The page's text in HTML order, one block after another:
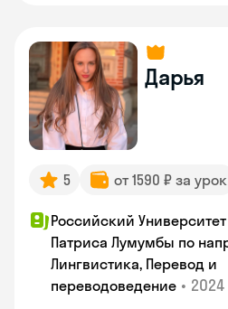
Дарья
5 от 1590 ₽ за урок
Российский
Патриса Лумумбы по
Лингвистика, Перевод и
переводоведение • 2024